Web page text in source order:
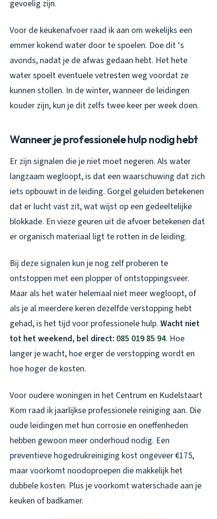
gevoelig zijn.
Voor de keukenafvoer raad ik aan om wekelijks een
emmer kokend water door te spoelen. Doe dit ‘s
avonds, nadat je de afwas gedaan hebt. Het hete
water spoelt eventuele vetresten weg voordat ze
kunnen stollen. In de winter, wanneer de leidingen
kouder zijn, kun je dit zelfs twee keer per week doen.
Wanneer je professionele hulp nodig hebt
Er zijn signalen die je niet moet negeren. Als water
langzaam wegloopt, is dat een waarschuwing dat zich
iets opbouwt in de leiding. Gorgel geluiden betekenen
dat er lucht vast zit, wat wijst op een gedeeltelijke
blokkade. En vieze geuren uit de afvoer betekenen dat
er organisch materiaal ligt te rotten in de leiding.
Bij deze signalen kun je nog zelf proberen te
ontstoppen met een plopper of ontstoppingsveer.
Maar als het water helemaal niet meer wegloopt, of
als je al meerdere keren dezelfde verstopping hebt
gehad, is het tijd voor professionele hulp. Wacht niet
tot het weekend, bel direct: 085 019 85 94. Hoe
langer je wacht, hoe erger de verstopping wordt en
hoe hoger de kosten.
Voor oudere woningen in het Centrum en Kudelstaart
Kom raad ik jaarlijkse professionele reiniging aan. Die
oude leidingen met hun corrosie en oneffenheden
hebben gewoon meer onderhoud nodig. Een
preventieve hogedrukreiniging kost ongeveer €175,
maar voorkomt noodoproepen die makkelijk het
dubbele kosten. Plus je voorkomt waterschade aan je
keuken of badkamer.